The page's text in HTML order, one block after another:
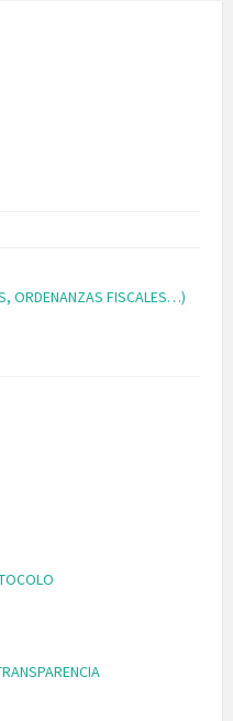
ORDENANZAS FISCALES…)